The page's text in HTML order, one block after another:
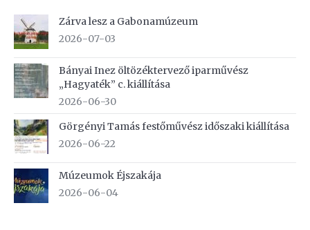
Zárva lesz a Gabonamúzeum
2026-07-03
Bányai Inez öltözéktervező iparművész
„Hagyaték” c. kiállítása
2026-06-30
Görgényi Tamás festőművész időszaki kiállítása
2026-06-22
Múzeumok Éjszakája
2026-06-04